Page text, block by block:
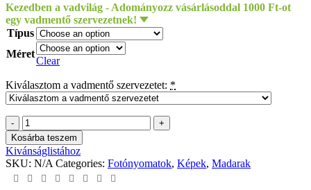
Kezedben a vadvilág - Adományozz vásárlásoddal 1000 Ft-ot
egy vadmentő szervezetnek!
Típus
Méret
Clear
Kiválasztom a vadmentő szervezetet: *
Daróczi
Csaba
-
Lopakodó
támadás
quantity
Kosárba teszem
Kivánságlistához
SKU: N/A Categories: Fotónyomatok, Képek, Madarak